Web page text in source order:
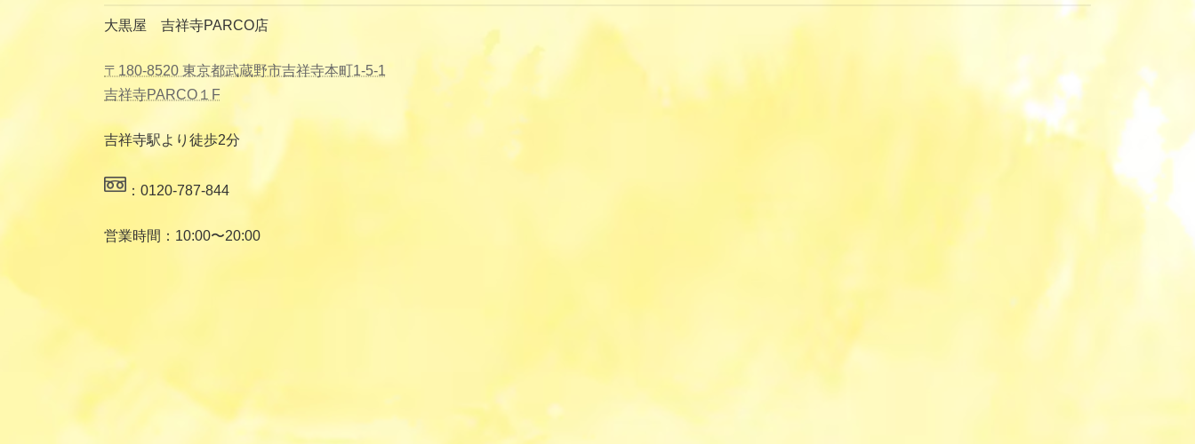
大黒屋 吉祥寺PARCO店
〒180-8520 東京都武蔵野市吉祥寺本町1-5-1
吉祥寺PARCO１F
吉祥寺駅より徒歩2分
：0120-787-844
営業時間：10:00〜20:00